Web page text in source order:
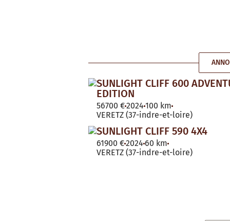
SUNLIGHT CLIFF 600
EDITION
56700 €2024 100 km
VERETZ (37-indre-et-loire)
SUNLIGHT CLIFF 590 4X4
61900 €2024 60 km
VERETZ (37-indre-et-loire)